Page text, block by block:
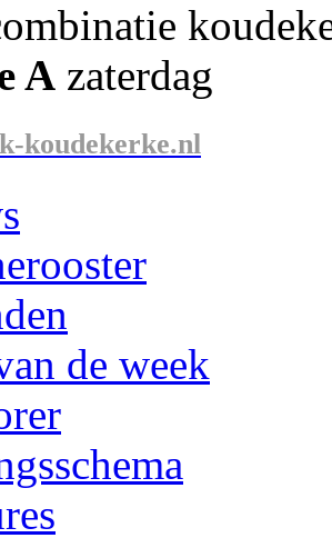
A zaterdag
koudekerke.nl
de week